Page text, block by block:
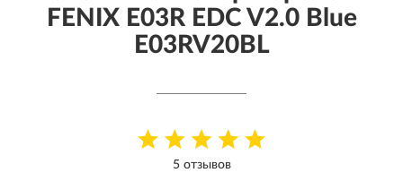
FENIX E03R EDC V2.0 Blue
E03RV20BL
5 отзывов